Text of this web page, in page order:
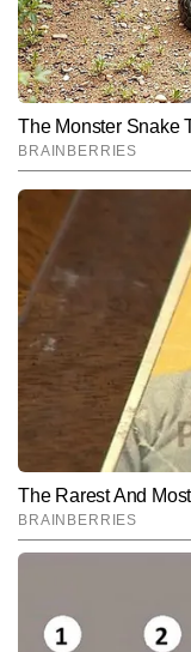
Hindi NewsLifestyle
सुनीत सिंह
और
और डिजिटल
पत्रकारों में
किया है।
एक संतुलित और
पिछले 10
व
पब्लिश कर चुके
आधारित
सरल, प्रभावी
Follow Us: